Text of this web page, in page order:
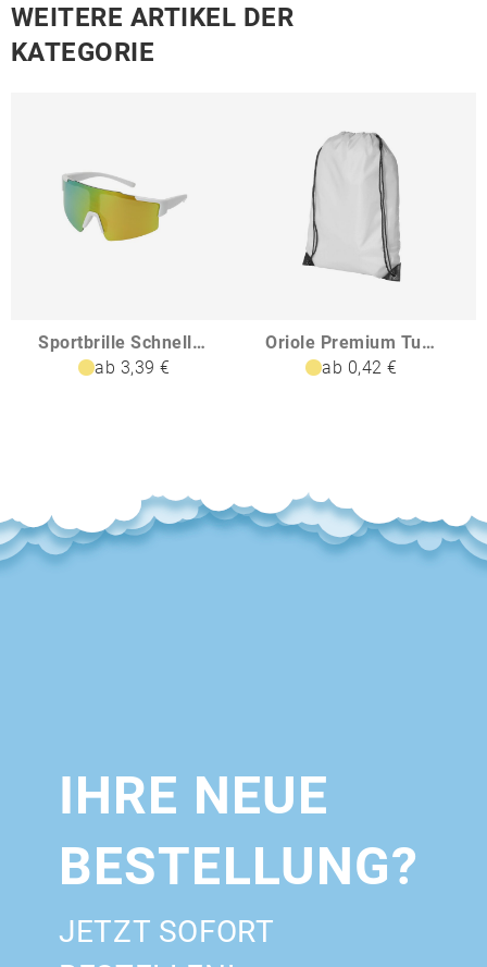
WEITERE ARTIKEL DER
KATEGORIE
Sportbrille Schnelle Brille
ab 3,39 €
Oriole Premium Turnbeutel 5L
ab 0,42 €
IHRE NEUE
BESTELLUNG?
JETZT SOFORT